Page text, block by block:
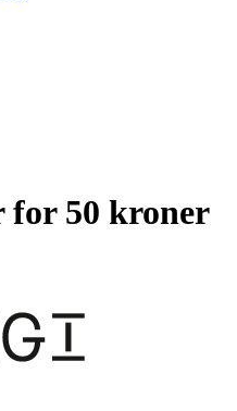
for 50 kroner